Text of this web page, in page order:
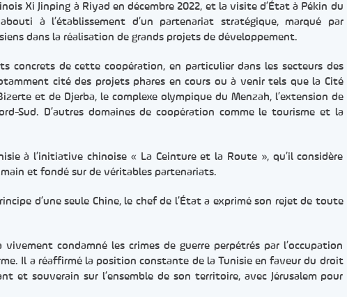
Xi Jinping à Riyad en décembre 2022, et la visite d’État à Pékin du
à l’établissement d’un partenariat stratégique, marqué par
dans la réalisation de grands projets de développement.
concrets de cette coopération, en particulier dans les secteurs des
cité des projets phares en cours ou à venir tels que la Cité
et de Djerba, le complexe olympique du Menzah, l’extension de
Sud. D’autres domaines de coopération comme le tourisme et la
à l’initiative chinoise « La Ceinture et la Route », qu’il considère
et fondé sur de véritables partenariats.
d’une seule Chine, le chef de l’État a exprimé son rejet de toute
condamné les crimes de guerre perpétrés par l’occupation
Il a réaffirmé la position constante de la Tunisie en faveur du droit
et souverain sur l’ensemble de son territoire, avec Jérusalem pour